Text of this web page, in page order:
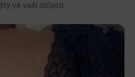
ve vaší oblasti